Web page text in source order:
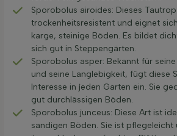
Sporobolus airoides: Dieses
trockenheitsresistent und eignet
karge, steinige Böden. Es bildet
sich gut in Steppengärten.
Sporobolus asper: Bekannt für
und seine Langlebigkeit, fügt diese
Interesse in jeden Garten ein. Sie
gut durchlässigen Böden.
Sporobolus junceus: Diese Art ist
sandigen Böden. Sie ist